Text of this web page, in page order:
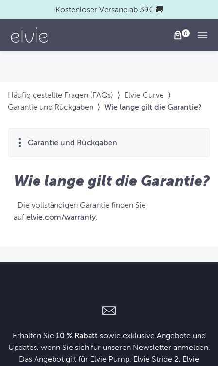
Kostenloser Versand ab 39€ 🚚
Häufig gestellte Fragen (FAQs) ⟩ Elvie Curve ⟩
Garantie und Rückgaben ⟩ Wie lange gilt die Garantie?
Garantie und Rückgaben
Wie lange gilt die Garantie?
Die vollständigen Garantie finden Sie
auf elvie.com/warranty.
Erhalten Sie 10 % Rabattsowie exklusive Angebote und
Updates, wenn Sie sich für unseren Newsletter anmelden.
Das Angebot gilt für Elvie Pump, Elvie Stride 2, Elvie